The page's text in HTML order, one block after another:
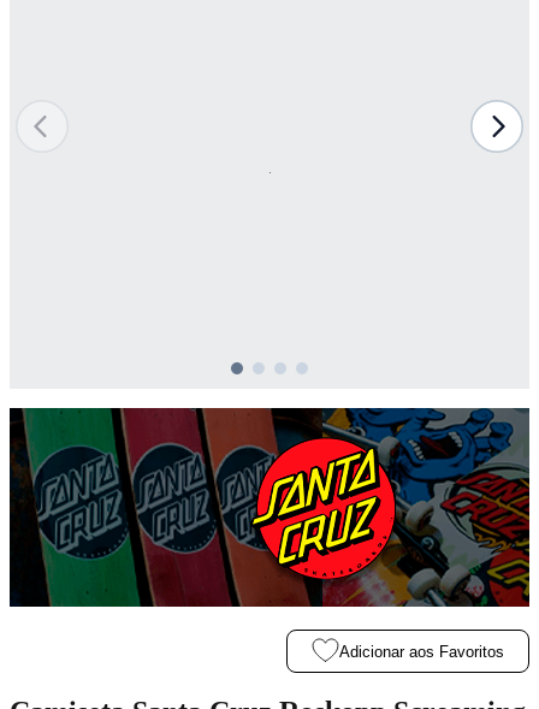
Adicionar aos Favoritos